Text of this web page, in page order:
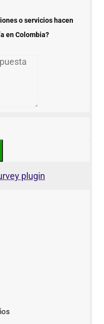
o servicios hacen
en Colombia?
plugin